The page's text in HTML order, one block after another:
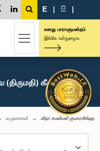
E | සි |
எனது பாராளுமன்றம்
இங்கே உள்நுழைக
கீதா சமன்மலீ
வருகைகள் கீதா சமன்மலீ குமாரசிங்ஹ